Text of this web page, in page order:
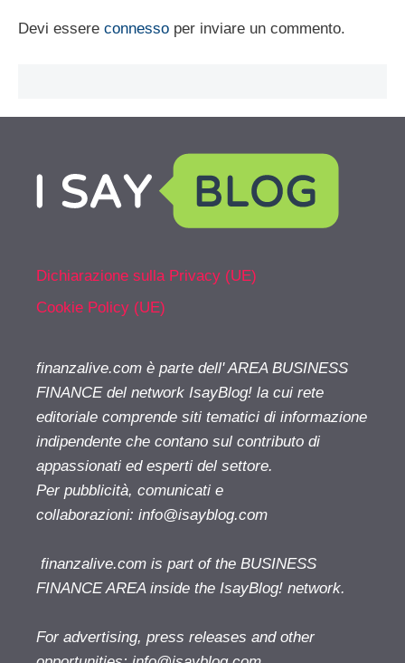
Devi essere connesso per inviare un commento.
Dichiarazione sulla Privacy (UE)
Cookie Policy (UE)
finanzalive.com è parte dell' AREA BUSINESS
FINANCE del network IsayBlog! la cui rete
editoriale comprende siti tematici di informazione
indipendente che contano sul contributo di
appassionati ed esperti del settore.
Per pubblicità, comunicati e
collaborazioni: info@isayblog.com
finanzalive.com is part of the BUSINESS
FINANCE AREA inside the IsayBlog! network.
For advertising, press releases and other